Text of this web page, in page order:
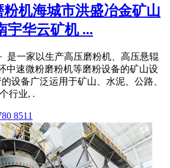
机海城市洪盛冶金矿山
宇华云矿机 ...
是一家以生产高压磨粉机、高压悬辊
中速微粉磨粉机等磨粉设备的矿山设
设备广泛运用于矿山、水泥、公路、
行业, .
8511